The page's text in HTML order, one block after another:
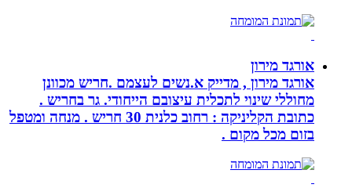
אורגד מירון
אורגד מירון , מדייק א.נשים לעצמם .חריש מכוונן
מחוללי שינוי לתכלית עיצובם הייחודי. גר בחריש .
כתובת הקליניקה : רחוב כלנית 30 חריש . מנחה ומטפל
בזום מכל מקום .